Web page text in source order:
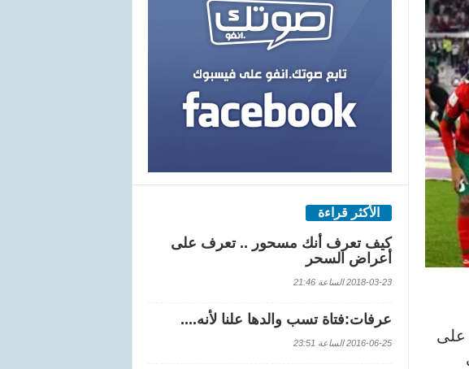
عقب فوزه على
الأكثر قراءة
كيف تعرف أنك مسحور .. تعرف على
أعراض السحر
2018-03-23 الساعة 21:46
عرفات:فتاة تسب والدها علنا لأنه....
2016-06-25 الساعة 23:51